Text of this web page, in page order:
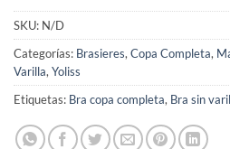
SKU: N/D
Categorías: Brasieres, Copa Completa,
Varilla, Yoliss
Etiquetas: Bra copa completa, Bra sin